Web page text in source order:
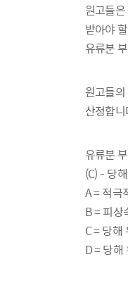
원고들
받아야
유류분
원고들
산정합
유류분
(C) - 당
A = 적극
B = 피
C = 당해
D = 당